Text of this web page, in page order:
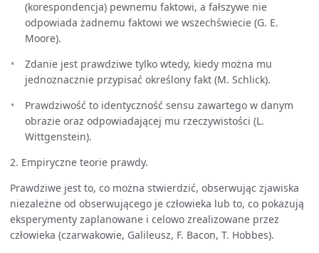
(korespondencja) pewnemu faktowi, a fałszywe nie
odpowiada żadnemu faktowi we wszechświecie (G. E.
Moore).
Zdanie jest prawdziwe tylko wtedy, kiedy można mu
jednoznacznie przypisać określony fakt (M. Schlick).
Prawdziwość to identyczność sensu zawartego w danym
obrazie oraz odpowiadającej mu rzeczywistości (L.
Wittgenstein).
2. Empiryczne teorie prawdy.
Prawdziwe jest to, co można stwierdzić, obserwując zjawiska
niezależne od obserwującego je człowieka lub to, co pokazują
eksperymenty zaplanowane i celowo zrealizowane przez
człowieka (czarwakowie, Galileusz, F. Bacon, T. Hobbes).